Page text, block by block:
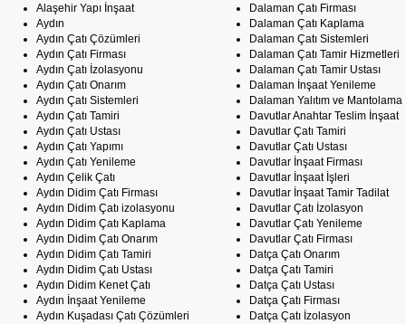
Alaşehir Yapı İnşaat
Aydın
Aydın Çatı Çözümleri
Aydın Çatı Firması
Aydın Çatı İzolasyonu
Aydın Çatı Onarım
Aydın Çatı Sistemleri
Aydın Çatı Tamiri
Aydın Çatı Ustası
Aydın Çatı Yapımı
Aydın Çatı Yenileme
Aydın Çelik Çatı
Aydın Didim Çatı Firması
Aydın Didim Çatı izolasyonu
Aydın Didim Çatı Kaplama
Aydın Didim Çatı Onarım
Aydın Didim Çatı Tamiri
Aydın Didim Çatı Ustası
Aydın Didim Kenet Çatı
Aydın İnşaat Yenileme
Aydın Kuşadası Çatı Çözümleri
Dalaman Çatı Firması
Dalaman Çatı Kaplama
Dalaman Çatı Sistemleri
Dalaman Çatı Tamir Hizmetleri
Dalaman Çatı Tamir Ustası
Dalaman İnşaat Yenileme
Dalaman Yalıtım ve Mantolama
Davutlar Anahtar Teslim İnşaat
Davutlar Çatı Tamiri
Davutlar Çatı Ustası
Davutlar İnşaat Firması
Davutlar İnşaat İşleri
Davutlar İnşaat Tamir Tadilat
Davutlar Çatı İzolasyon
Davutlar Çatı Yenileme
Davutlar Çatı Firması
Datça Çatı Onarım
Datça Çatı Tamiri
Datça Çatı Ustası
Datça Çatı Firması
Datça Çatı İzolasyon